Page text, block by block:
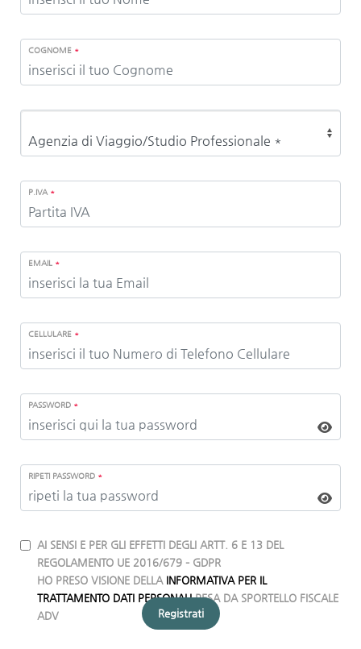
COGNOME *
P.IVA *
EMAIL *
CELLULARE *
PASSWORD *
RIPETI PASSWORD *
AI SENSI E PER GLI EFFETTI DEGLI ARTT. 6 E 13 DEL
REGOLAMENTO UE 2016/679 – GDPR
HO PRESO VISIONE DELLA INFORMATIVA PER IL
TRATTAMENTO DATI PERSONALIRESA DA SPORTELLO FISCALE
ADV
Registrati